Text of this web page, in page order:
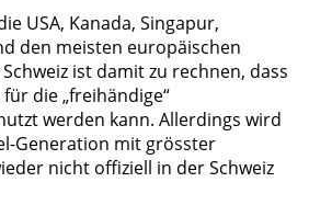
USA, Kanada, Singapur,
den meisten europäischen
ist damit zu rechnen, dass
die „freihändige“
werden kann. Allerdings wird
Generation mit grösster
nicht offiziell in der Schweiz